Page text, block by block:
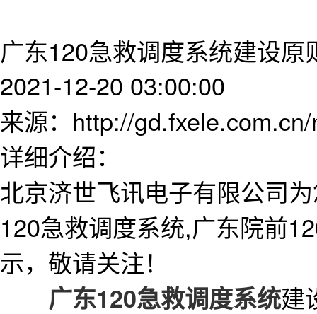
广东120急救调度系统建设原
2021-12-20 03:00:00
来源：http://
详细介绍：
北京济世飞讯电子有限公司
120急救调度系统,广东院前
示，敬请关注！
广东120急救调度系统建